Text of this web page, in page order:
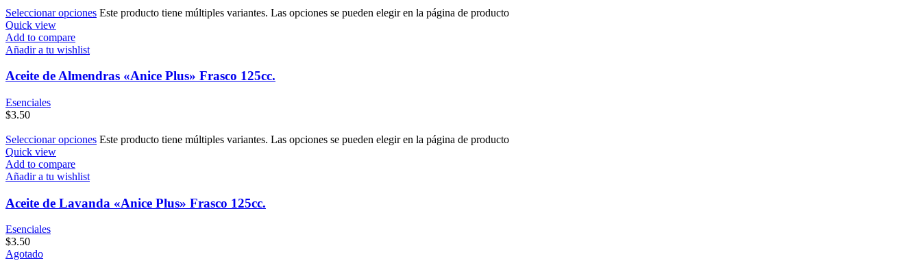
Seleccionar opciones Este producto tiene múltiples variantes. Las opciones se pueden elegir en la página de producto
Quick view
Add to compare
Añadir a tu wishlist
Aceite de Almendras «Anice Plus» Frasco 125cc.
Esenciales
$3.50
Seleccionar opciones Este producto tiene múltiples variantes. Las opciones se pueden elegir en la página de producto
Quick view
Add to compare
Añadir a tu wishlist
Aceite de Lavanda «Anice Plus» Frasco 125cc.
Esenciales
$3.50
Agotado